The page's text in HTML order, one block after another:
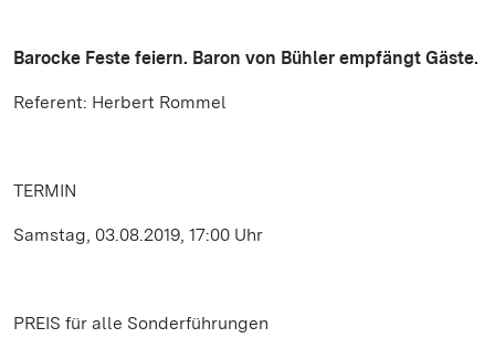
Barocke Feste feiern. Baron von Bühler empfängt Gäste.
Referent: Herbert Rommel
TERMIN
Samstag, 03.08.2019, 17:00 Uhr
PREIS für alle Sonderführungen